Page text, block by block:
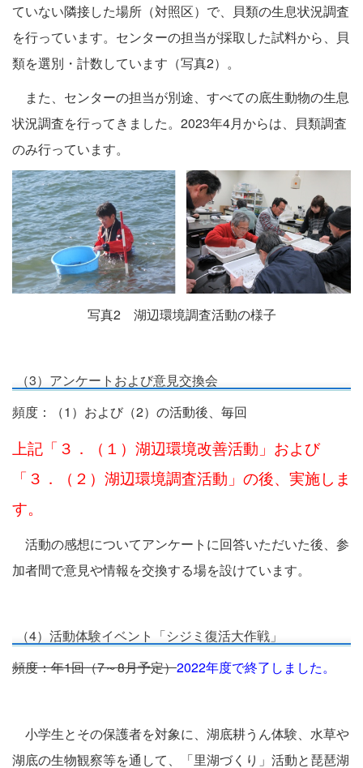
ていない隣接した場所（対照区）で、貝類の生息状況調査
を行っています。センターの担当が採取した試料から、貝
類を選別・計数しています（写真2）。
また、センターの担当が別途、すべての底生動物の生息
状況調査を行ってきました。2023年4月からは、貝類調査
のみ行っています。
写真2 湖辺環境調査活動の様子
（3）アンケートおよび意見交換会
頻度：（1）および（2）の活動後、毎回
上記「３．（１）湖辺環境改善活動」および
「３．（２）湖辺環境調査活動」の後、実施しま
す。
活動の感想についてアンケートに回答いただいた後、参
加者間で意見や情報を交換する場を設けています。
（4）活動体験イベント「シジミ復活大作戦」
頻度：年1回（7～8月予定）2022年度で終了しました。
小学生とその保護者を対象に、湖底耕うん体験、水草や
湖底の生物観察等を通して、「里湖づくり」活動と琵琶湖